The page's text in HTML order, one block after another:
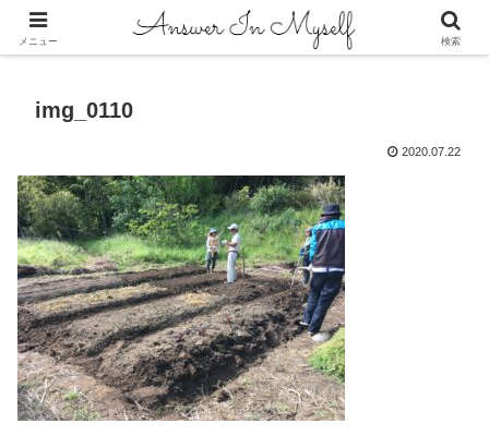
答えは自分の中にある
img_0110
2020.07.22
メニュー 検索